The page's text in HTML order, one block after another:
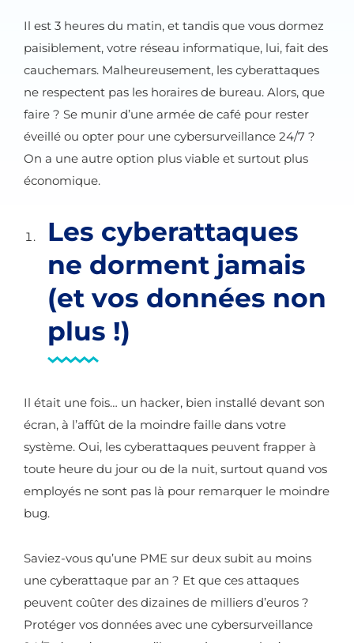
Il est 3 heures du matin, et tandis que vous dormez
paisiblement, votre réseau informatique, lui, fait des
cauchemars. Malheureusement, les cyberattaques
ne respectent pas les horaires de bureau. Alors, que
faire ? Se munir d’une armée de café pour rester
éveillé ou opter pour une cybersurveillance 24/7 ?
On a une autre option plus viable et surtout plus
économique.
Les cyberattaques
ne dorment jamais
(et vos données non
plus !)
Il était une fois… un hacker, bien installé devant son
écran, à l’affût de la moindre faille dans votre
système. Oui, les cyberattaques peuvent frapper à
toute heure du jour ou de la nuit, surtout quand vos
employés ne sont pas là pour remarquer le moindre
bug.
Saviez-vous qu’une PME sur deux subit au moins
une cyberattaque par an ? Et que ces attaques
peuvent coûter des dizaines de milliers d’euros ?
Protéger vos données avec une cybersurveillance